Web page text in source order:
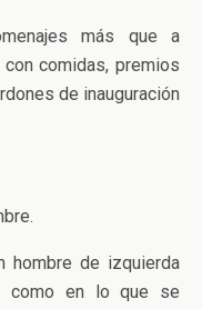
más que a
comidas, premios
de inauguración
hombre de izquierda
como en lo que se